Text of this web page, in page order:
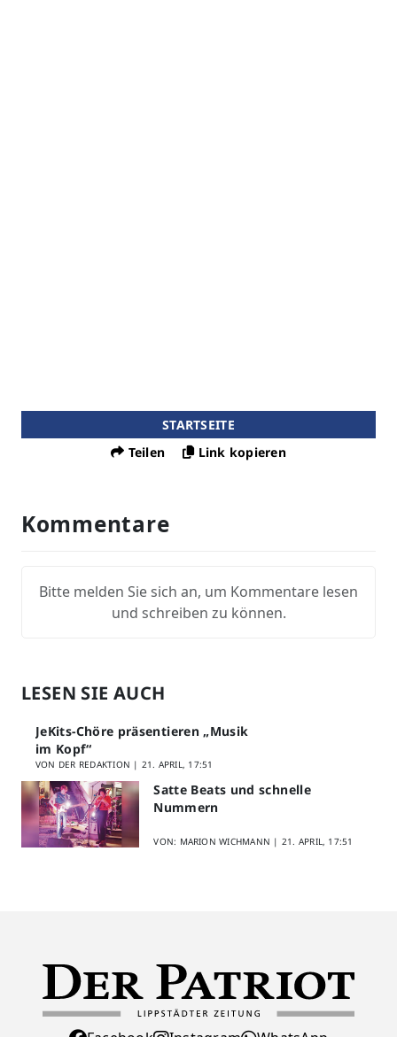
STARTSEITE
Teilen
Link kopieren
Kommentare
Bitte melden Sie sich an, um Kommentare lesen
und schreiben zu können.
LESEN SIE AUCH
JeKits-Chöre präsentieren „Musik
im Kopf“
VON DER REDAKTION | 21. APRIL, 17:51
Satte Beats und schnelle
Nummern
VON: MARION WICHMANN | 21. APRIL, 17:51